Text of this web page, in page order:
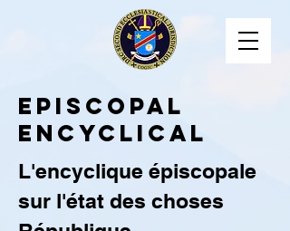
EPISCOPAL
ENCYCLICAL
L'encyclique épiscopale
sur l'état des choses